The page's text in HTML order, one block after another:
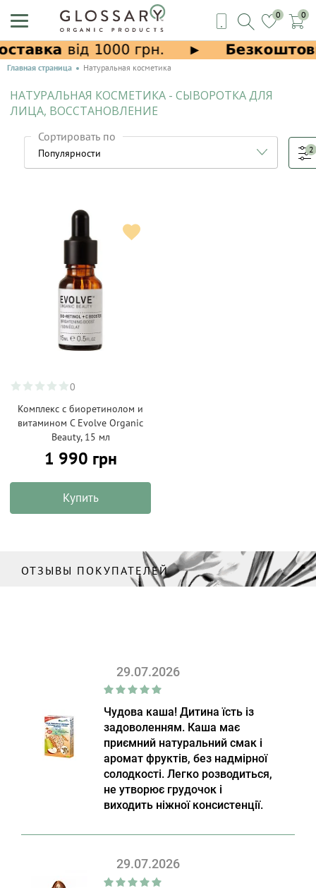
0 0
Главная страница Натуральная косметика
НАТУРАЛЬНАЯ КОСМЕТИКА - СЫВОРОТКА ДЛЯ
ЛИЦА, ВОССТАНОВЛЕНИЕ
Сортировать по
2
0
Комплекс с биоретинолом и
витамином С Evolve Organic
Beauty, 15 мл
1 990 грн
Купить
ОТЗЫВЫ ПОКУПАТЕЛЕЙ
29.07.2026
Чудова каша! Дитина їсть із
задоволенням. Каша має
приємний натуральний смак і
аромат фруктів, без надмірної
солодкості. Легко розводиться,
не утворює грудочок і
виходить ніжної консистенції.
29.07.2026